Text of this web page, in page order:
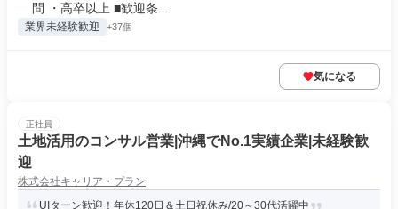
問 ・高卒以上 ■歓迎条...
業界未経験歓迎 +37個
気になる
正社員
土地活用のコンサル営業|沖縄でNo.1実績企業|未経験歓
迎
株式会社キャリア・プラン
UIターン歓迎！年休120日＆土日祝休み/20～30代活躍中